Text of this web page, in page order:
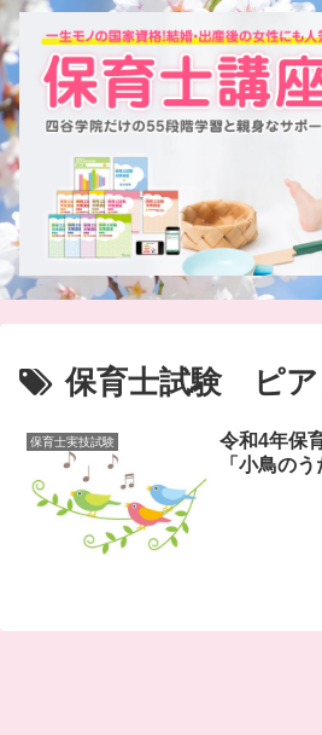
保育士試験 ピ
保育士実技試験
令和4年保
「小鳥の